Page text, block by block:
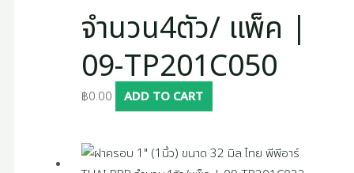
จำนวน4ตัว/ แพ็ค |
09-TP201C050
฿0.00 ADD TO CART